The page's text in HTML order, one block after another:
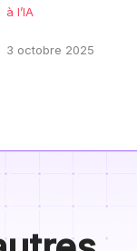
à l’IA
3 octobre 2025